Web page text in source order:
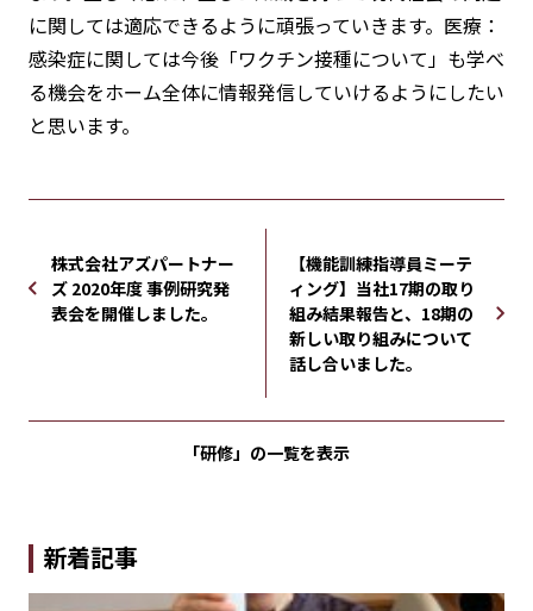
に関しては適応できるように頑張っていきます。医療：
感染症に関しては今後「ワクチン接種について」も学べ
る機会をホーム全体に情報発信していけるようにしたい
と思います。
株式会社アズパートナー
ズ 2020年度 事例研究発
表会を開催しました。
【機能訓練指導員ミーテ
ィング】当社17期の取り
組み結果報告と、18期の
新しい取り組みについて
話し合いました。
「研修」の一覧を表示
新着記事